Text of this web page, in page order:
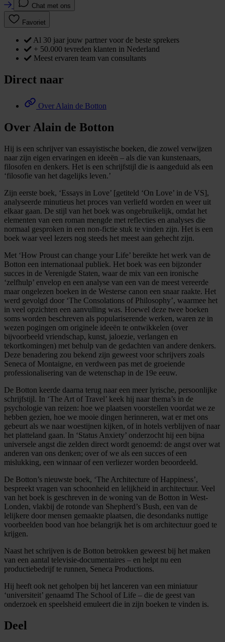
Chat met ons
Favoriet
Al 30 jaar jouw partner voor de beste sprekers
+ 50.000 tevreden klanten in Nederland
Meest ervaren team van consultants
Direct naar
Over Alain de Botton
Over Alain de Botton
Hij is een schrijver van essayistische boeken, die zowel verwijzen
naar zijn eigen ervaringen en ideeën – als die van kunstenaars,
filosofen en denkers. Het is een schrijfstijl die is aangeduid als een
‘filosofie van het dagelijks leven.’
Zijn eerste boek, ‘Essays in Love’ [getiteld ‘On Love’ in de VS],
analyseerde minutieus het proces van verliefd worden en weer uit
elkaar gaan. De stijl van het boek was ongebruikelijk, omdat het
elementen van een roman mengde met reflecties en analyses die
normaal gesproken in een non-fictie stuk te vinden zijn. Het is een
boek waar veel lezers nog steeds het meest aan gehecht zijn.
Met ‘How Proust can change your Life’ bereikte het werk van de
Botton een internationaal publiek. Het boek was een bijzonder
succes in de Verenigde Staten, waar de mix van een ironische
‘zelfhulp’ envelop en een analyse van een van de meest vereerde
maar ongelezen boeken in de Westerse canon een snaar raakte. Het
werd gevolgd door ‘The Consolations of Philosophy’, waarmee het
in veel opzichten een aanvulling was. Hoewel deze twee boeken
soms worden beschreven als populariserende werken, waren ze in
wezen pogingen om originele ideeën te ontwikkelen (over
bijvoorbeeld vriendschap, kunst, jaloezie, verlangen en
tekortkomingen) met behulp van de gedachten van andere denkers.
Deze benadering zou bekend zijn geweest voor schrijvers zoals
Seneca of Montaigne, en verdween pas met de groeiende
professionalisering van de wetenschap in de 19e eeuw.
De Botton keerde daarna terug naar een meer lyrische, persoonlijke
schrijfstijl. In ‘The Art of Travel’ keek hij naar thema’s in de
psychologie van reizen: hoe we plaatsen voorstellen voordat we ze
hebben gezien, hoe we mooie dingen herinneren, wat er met ons
gebeurt als we naar woestijnen kijken, of in hotels verblijven of naar
het platteland gaan. In ‘Status Anxiety’ onderzocht hij een bijna
universele angst die zelden direct wordt genoemd: de angst over wat
anderen van ons denken; over of we als een succes of een
mislukking, een winnaar of een verliezer worden beoordeeld.
De Botton’s nieuwste boek, ‘The Architecture of Happiness’,
bespreekt vragen van schoonheid en lelijkheid in architectuur. Veel
van het boek is geschreven in de woning van de Botton in West-
Londen, vlakbij de rotonde van Shepherd’s Bush, een van de
lelijkere door mensen gemaakte plaatsen, die desondanks nuttige
voorbeelden bood van hoe belangrijk het is om architectuur goed te
krijgen.
Naast het schrijven is de Botton betrokken geweest bij het maken
van een aantal televisie-documentaires – en helpt nu een
productiebedrijf te runnen, Seneca Productions.
Hij heeft ook net geholpen bij het lanceren van een miniatuur
‘universiteit’ genaamd The School of Life – die de geest van
onderzoek en speelsheid emuleert die in zijn boeken te vinden is.
Deel